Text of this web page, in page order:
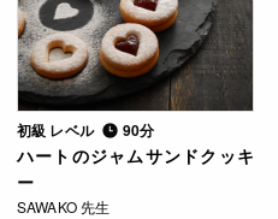
初級 レベル 90分
ハートのジャムサンドクッキ
ー
SAWAKO 先生